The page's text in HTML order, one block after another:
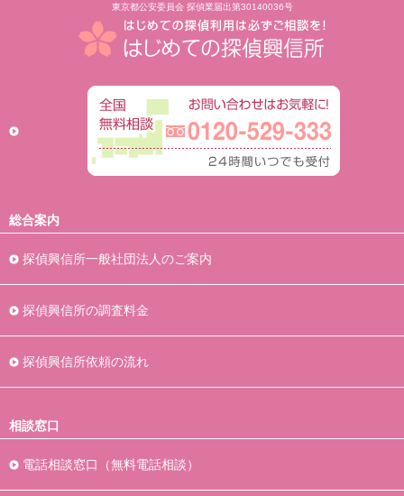
東京都公安委員会 探偵業届出第30140036号
総合案内
探偵興信所一般社団法人のご案内
探偵興信所の調査料金
探偵興信所依頼の流れ
相談窓口
電話相談窓口（無料電話相談）